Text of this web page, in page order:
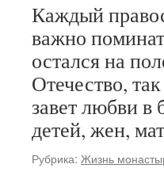
Каждый
важно
остался на
Отечество,
завет любви
детей, жен,
Рубрика: Жизнь